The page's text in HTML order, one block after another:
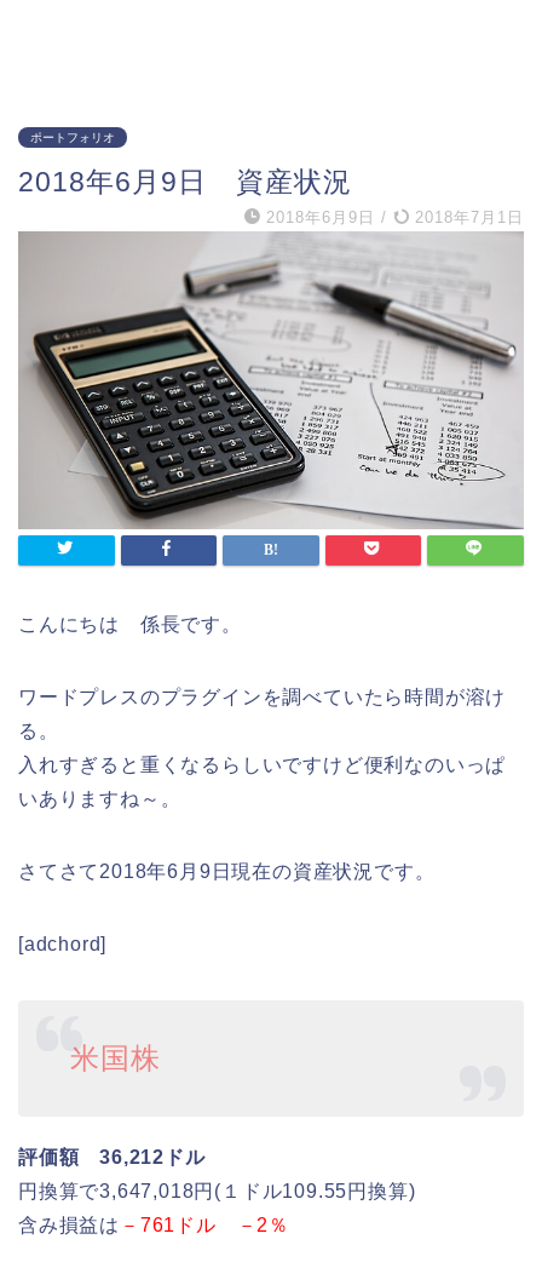
ポートフォリオ
2018年6月9日 資産状況
2018年6月9日 / 2018年7月1日
こんにちは 係長です。
ワードプレスのプラグインを調べていたら時間が溶け
る。
入れすぎると重くなるらしいですけど便利なのいっぱ
いありますね～。
さてさて2018年6月9日現在の資産状況です。
[adchord]
米国株
評価額 36,212ドル
円換算で3,647,018円(１ドル109.55円換算)
含み損益は －761ドル －2％